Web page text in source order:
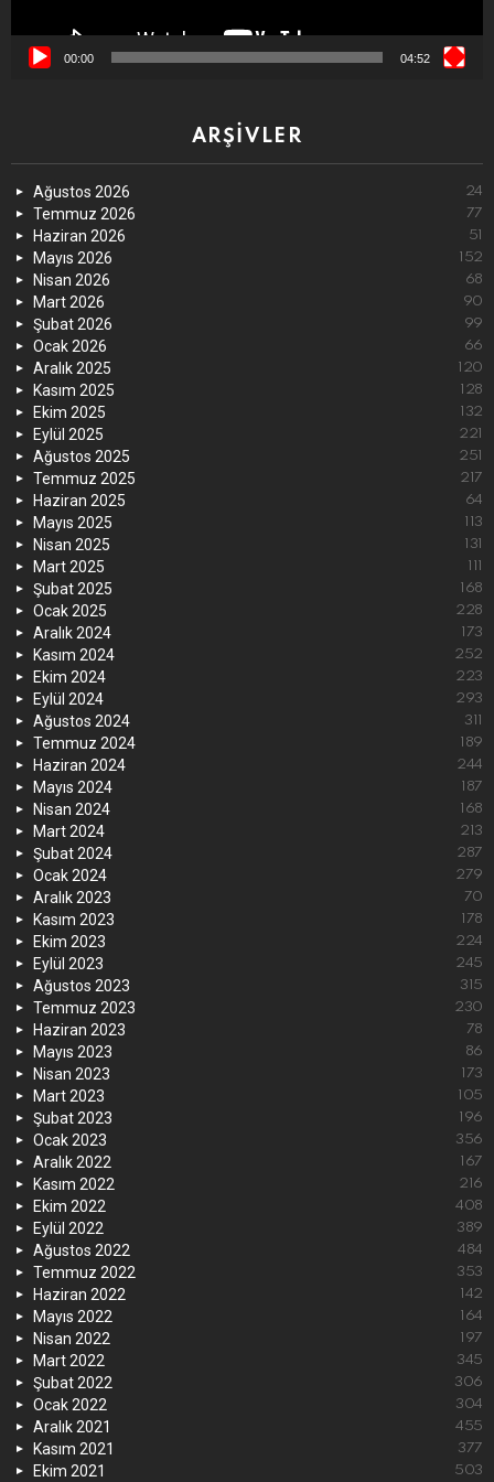
00:00 04:52
ARŞIVLER
Ağustos 2026 24
Temmuz 2026 77
Haziran 2026 51
Mayıs 2026 152
Nisan 2026 68
Mart 2026 90
Şubat 2026 99
Ocak 2026 66
Aralık 2025 120
Kasım 2025 128
Ekim 2025 132
Eylül 2025 221
Ağustos 2025 251
Temmuz 2025 217
Haziran 2025 64
Mayıs 2025 113
Nisan 2025 131
Mart 2025 111
Şubat 2025 168
Ocak 2025 228
Aralık 2024 173
Kasım 2024 252
Ekim 2024 223
Eylül 2024 293
Ağustos 2024 311
Temmuz 2024 189
Haziran 2024 244
Mayıs 2024 187
Nisan 2024 168
Mart 2024 213
Şubat 2024 287
Ocak 2024 279
Aralık 2023 70
Kasım 2023 178
Ekim 2023 224
Eylül 2023 245
Ağustos 2023 315
Temmuz 2023 230
Haziran 2023 78
Mayıs 2023 86
Nisan 2023 173
Mart 2023 105
Şubat 2023 196
Ocak 2023 356
Aralık 2022 167
Kasım 2022 216
Ekim 2022 408
Eylül 2022 389
Ağustos 2022 484
Temmuz 2022 353
Haziran 2022 142
Mayıs 2022 164
Nisan 2022 197
Mart 2022 345
Şubat 2022 306
Ocak 2022 304
Aralık 2021 455
Kasım 2021 377
Ekim 2021 503